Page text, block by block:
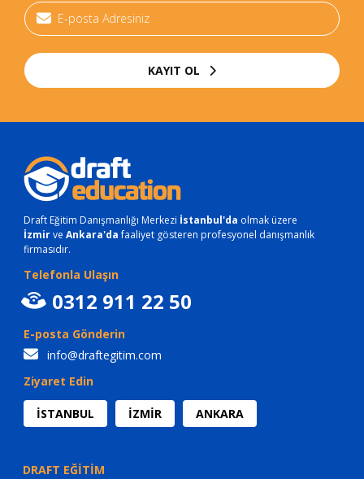
KAYIT OL
Draft Eğitim Danışmanlığı Merkezi İstanbul'da olmak üzere
İzmirve Ankara'dafaaliyet gösteren profesyonel danışmanlık
firmasıdır.
Telefonla Ulaşın
0312 911 22 50
E-posta Gönderin
info@draftegitim.com
Ziyaret Edin
İSTANBUL İZMİR ANKARA
DRAFT EĞİTİM